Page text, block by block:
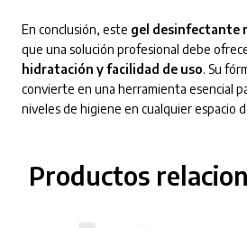
En conclusión, este gel desinfectante
que una solución profesional debe
hidratación y facilidad de uso. Su
convierte en una herramienta esencial
niveles de higiene en cualquier espacio
Productos